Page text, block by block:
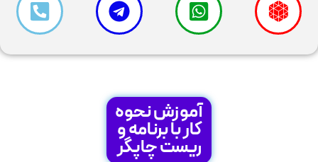
آموزش نحوه
کار با برنامه و
ریست چاپگر